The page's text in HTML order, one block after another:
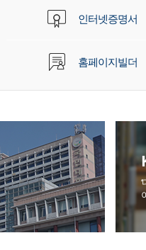
인터넷증명서
홈페이지빌더